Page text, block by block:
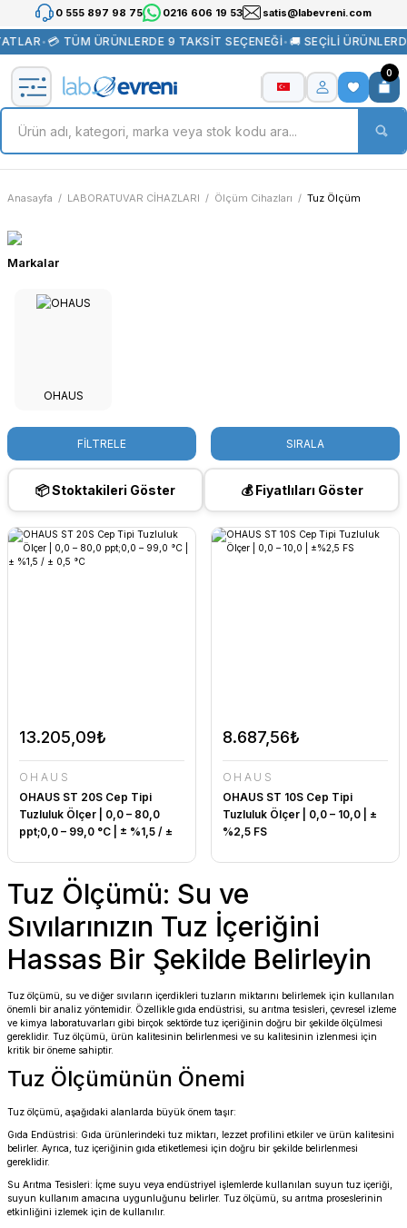
0 555 897 98 75 0216 606 19 53 satis@labevreni.com
•💳 TÜM ÜRÜNLERDE 9 TAKSİT SEÇENEĞİ•🚚 SEÇİLİ
0
Anasayfa LABORATUVAR CİHAZLARI Ölçüm Cihazları Tuz Ölçüm
Markalar
OHAUS
FİLTRELE SIRALA
📦 Stoktakileri Göster 💰 Fiyatlıları Göster
13.205,09₺
OHAUS
OHAUS ST 20S Cep Tipi
Tuzluluk Ölçer | 0,0 – 80,0
ppt;0,0 – 99,0 °C | ± %1,5 / ±
8.687,56₺
OHAUS
OHAUS ST 10S Cep Tipi
Tuzluluk Ölçer | 0,0 – 10,0 | ±
%2,5 FS
Tuz Ölçümü: Su ve
Sıvılarınızın Tuz İçeriğini
Hassas Bir Şekilde Belirleyin
Tuz ölçümü, su ve diğer sıvıların içerdikleri tuzların miktarını belirlemek için kullanılan
önemli bir analiz yöntemidir. Özellikle gıda endüstrisi, su arıtma tesisleri, çevresel izleme
ve kimya laboratuvarları gibi birçok sektörde tuz içeriğinin doğru bir şekilde ölçülmesi
gereklidir. Tuz ölçümü, ürün kalitesinin belirlenmesi ve su kalitesinin izlenmesi için
kritik bir öneme sahiptir.
Tuz Ölçümünün Önemi
Tuz ölçümü, aşağıdaki alanlarda büyük önem taşır:
Gıda Endüstrisi: Gıda ürünlerindeki tuz miktarı, lezzet profilini etkiler ve ürün kalitesini
belirler. Ayrıca, tuz içeriğinin gıda etiketlemesi için doğru bir şekilde belirlenmesi
gereklidir.
Su Arıtma Tesisleri: İçme suyu veya endüstriyel işlemlerde kullanılan suyun tuz içeriği,
suyun kullanım amacına uygunluğunu belirler. Tuz ölçümü, su arıtma proseslerinin
etkinliğini izlemek için de kullanılır.